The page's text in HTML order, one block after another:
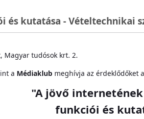
kutatása - Vételtechnikai
Magyar tudósok krt. 2.
a Médiaklub meghívja az érdeklődőket
"A jövő
funkciói és